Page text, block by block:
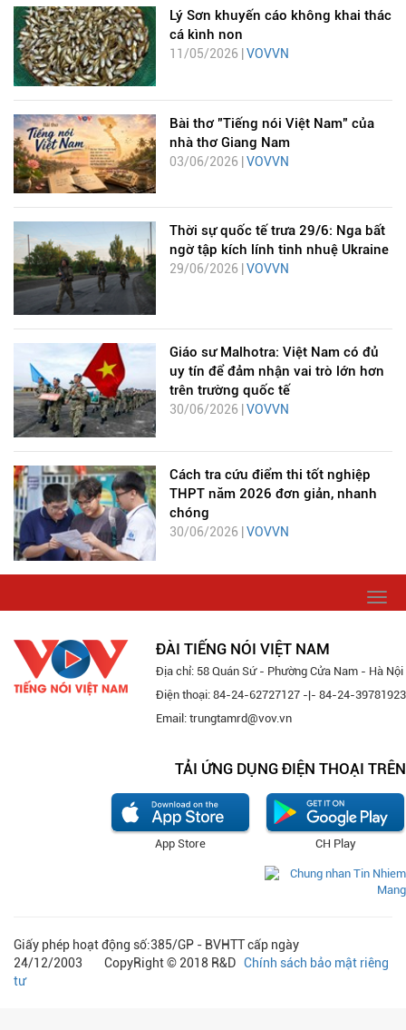
Lý Sơn khuyến cáo không khai thác
cá kình non
11/05/2026 | VOVVN
Bài thơ "Tiếng nói Việt Nam" của
nhà thơ Giang Nam
03/06/2026 |VOVVN
Thời sự quốc tế trưa 29/6: Nga bất
ngờ tập kích lính tinh nhuệ Ukraine
29/06/2026 | VOVVN
Giáo sư Malhotra: Việt Nam có đủ
uy tín để đảm nhận vai trò lớn hơn
trên trường quốc tế
30/06/2026 | VOVVN
Cách tra cứu điểm thi tốt nghiệp
THPT năm 2026 đơn giản, nhanh
chóng
30/06/2026 | VOVVN
ĐÀI TIẾNG NÓI VIỆT NAM
Địa chỉ: 58 Quán Sứ - Phường Cửa Nam - Hà Nội
Điện thoại: 84-24-62727127 -|- 84-24-39781923
Email: trungtamrd@vov.vn
TẢI ỨNG DỤNG ĐIỆN THOẠI TRÊN
CH Play
App Store
Giấy phép hoạt động số:385/GP - BVHTT cấp ngày
24/12/2003 CopyRight © 2018 R&D Chính sách bảo mật riêng
tư